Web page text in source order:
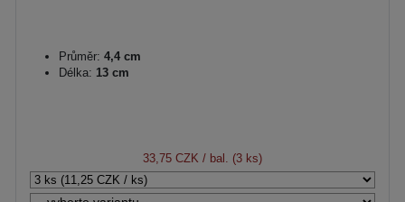
Průměr: 4,4 cm
Délka: 13 cm
33,75 CZK / bal. (3 ks)